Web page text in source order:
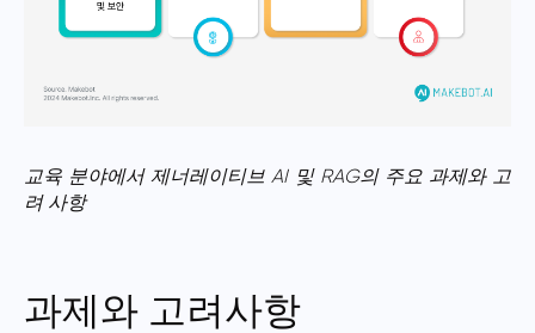
교육 분야에서 제너레이티브 AI 및 RAG의 주요 과제와 고
려 사항
과제와 고려사항